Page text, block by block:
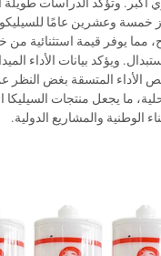
خمسة وعشرين عامًا
يوفر قيمة استثنائية من
ويؤكد بيانات الأداء
الأداء المتسقة بغض النظر
ما يجعل منتجات السيليكا
الوطنية والمشاريع الدولية.